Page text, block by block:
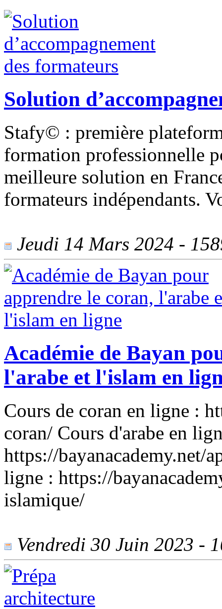
Solution
Stafy© : première
formation professionnelle
meilleure solution en
formateurs indépendants.
Jeudi 14 Mars 2024 -
Académie de Bayan
l'arabe et l'islam en
Cours de coran en ligne :
coran/ Cours d'arabe en
https://bayanacademy.net/
ligne : https://
islamique/
Vendredi 30 Juin 2023 -